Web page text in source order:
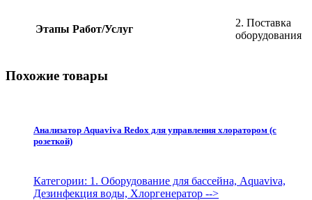
Этапы Работ/Услуг
2. Поставка
оборудования
Похожие товары
Анализатор Aquaviva Redox для управления хлоратором (с
розеткой)
Категории: 1. Оборудование для бассейна, Aquaviva,
Дезинфекция воды, Хлоргенератор -->